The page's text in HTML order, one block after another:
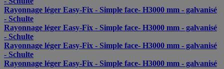
Rayonnage léger Easy-Fix - Simple face- H3000 mm - galvanisé
- Schulte
Rayonnage léger Easy-Fix - Simple face- H3000 mm - galvanisé
- Schulte
Rayonnage léger Easy-Fix - Simple face- H3000 mm - galvanisé
- Schulte
Rayonnage léger Easy-Fix - Simple face- H3000 mm - galvanisé